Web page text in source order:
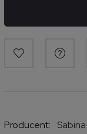
Producent:
Sabina